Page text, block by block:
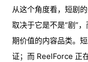
从这个角度看，短剧
取决于它是不是“剧”
期价值的内容品类。
证；而 ReelForce 正